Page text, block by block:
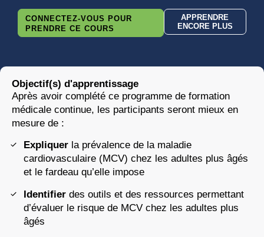
CONNECTEZ-VOUS POUR
PRENDRE CE COURS
APPRENDRE
ENCORE PLUS
Objectif(s) d'apprentissage
Après avoir complété ce programme de formation
médicale continue, les participants seront mieux en
mesure de :
Expliquer la prévalence de la maladie
cardiovasculaire (MCV) chez les adultes plus âgés
et le fardeau qu’elle impose
Identifier des outils et des ressources permettant
d’évaluer le risque de MCV chez les adultes plus
âgés